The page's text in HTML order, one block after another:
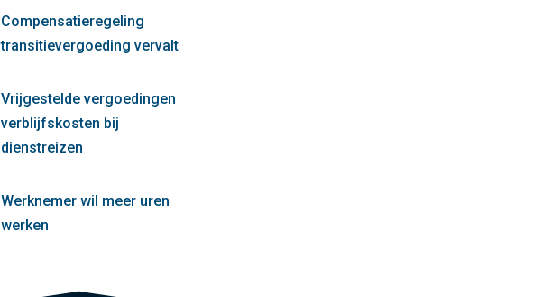
Compensatieregeling
transitievergoeding vervalt
Vrijgestelde vergoedingen
verblijfskosten bij
dienstreizen
Werknemer wil meer uren
werken